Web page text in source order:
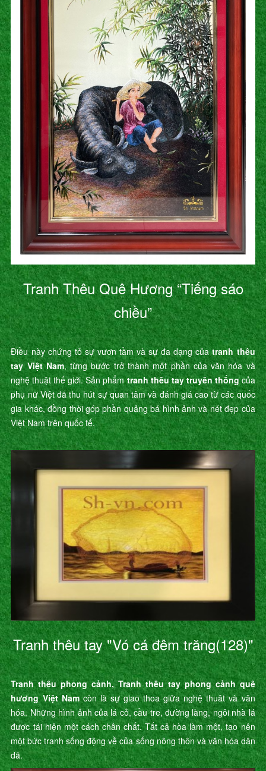
Tranh Thêu Quê Hương “Tiếng sáo
chiều”
Điều này chứng tỏ sự vươn tầm và sự đa dạng củatranh thêu
tay Việt Nam, từng bước trở thành một phần của văn hóa và
nghệ thuật thế giới. Sản phẩmtranh thêu tay truyền thốngcủa
phụ nữ Việt đã thu hút sự quan tâm và đánh giá cao từ các quốc
gia khác, đồng thời góp phần quảng bá hình ảnh và nét đẹp của
Việt Nam trên quốc tế.
Tranh thêu tay "Vó cá đêm trăng(128)"
Tranh thêu phong cảnh, Tranh thêu tay phong cảnh quê
hương Việt Namcòn là sự giao thoa giữa nghệ thuât và văn
hóa. Những hình ảnh của lá cỏ, cầu tre, đường làng, ngôi nhà lá
được tái hiện một cách chân chất. Tất cả hòa làm một, tạo nên
một bức tranh sống động về của sống nông thôn và văn hóa dân
dã.